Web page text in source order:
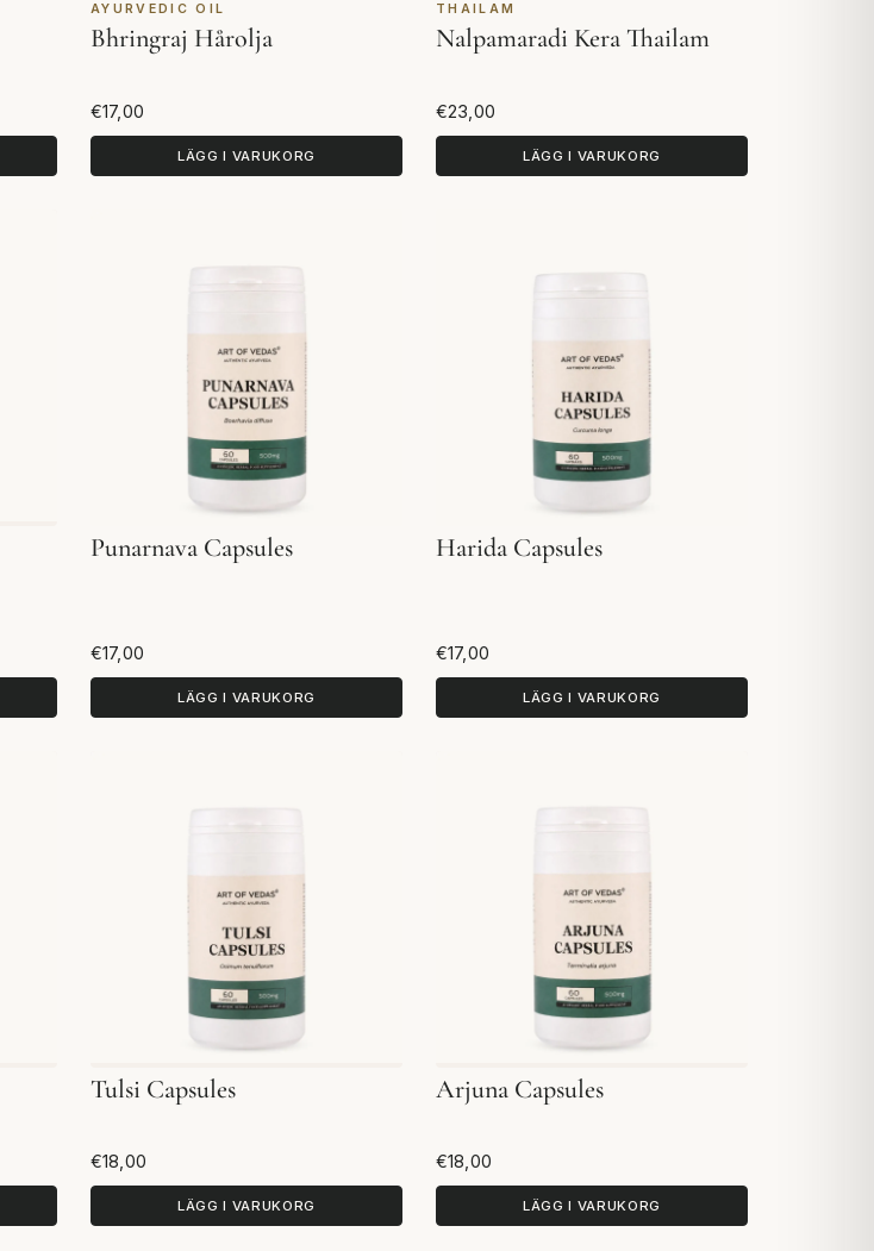
AYURVEDIC OIL
Bhringraj Hårolja
€17,00
LÄGG I VARUKORG
THAILAM
Nalpamaradi Kera Thailam
€23,00
LÄGG I VARUKORG
Punarnava Capsules
€17,00
LÄGG I VARUKORG
Harida Capsules
€17,00
LÄGG I VARUKORG
Tulsi Capsules
€18,00
LÄGG I VARUKORG
Arjuna Capsules
€18,00
LÄGG I VARUKORG